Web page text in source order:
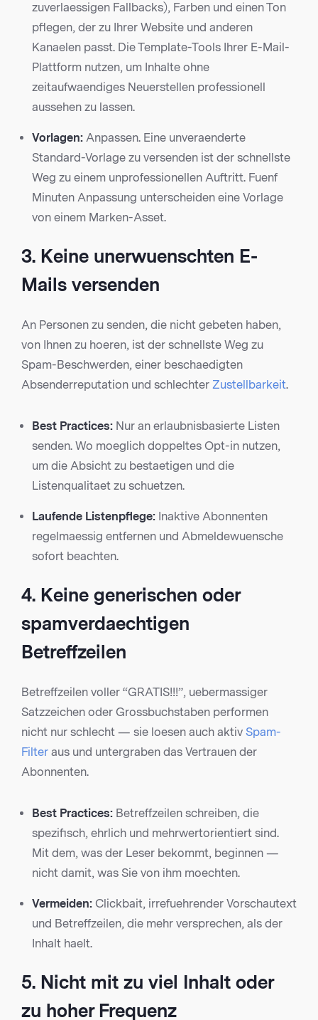
zuverlaessigen Fallbacks), Farben und einen Ton
pflegen, der zu Ihrer Website und anderen
Kanaelen passt. Die Template-Tools Ihrer E-Mail-
Plattform nutzen, um Inhalte ohne
zeitaufwaendiges Neuerstellen professionell
aussehen zu lassen.
Vorlagen: Anpassen. Eine unveraenderte
Standard-Vorlage zu versenden ist der schnellste
Weg zu einem unprofessionellen Auftritt. Fuenf
Minuten Anpassung unterscheiden eine Vorlage
von einem Marken-Asset.
3. Keine unerwuenschten E-
Mails versenden
An Personen zu senden, die nicht gebeten haben,
von Ihnen zu hoeren, ist der schnellste Weg zu
Spam-Beschwerden, einer beschaedigten
Absenderreputation und schlechter Zustellbarkeit.
Best Practices: Nur an erlaubnisbasierte Listen
senden. Wo moeglich doppeltes Opt-in nutzen,
um die Absicht zu bestaetigen und die
Listenqualitaet zu schuetzen.
Laufende Listenpflege: Inaktive Abonnenten
regelmaessig entfernen und Abmeldewuensche
sofort beachten.
4. Keine generischen oder
spamverdaechtigen
Betreffzeilen
Betreffzeilen voller “GRATIS!!!”, uebermassiger
Satzzeichen oder Grossbuchstaben performen
nicht nur schlecht — sie loesen auch aktiv Spam-
Filter aus und untergraben das Vertrauen der
Abonnenten.
Best Practices: Betreffzeilen schreiben, die
spezifisch, ehrlich und mehrwertorientiert sind.
Mit dem, was der Leser bekommt, beginnen —
nicht damit, was Sie von ihm moechten.
Vermeiden: Clickbait, irrefuehrender Vorschautext
und Betreffzeilen, die mehr versprechen, als der
Inhalt haelt.
5. Nicht mit zu viel Inhalt oder
zu hoher Frequenz